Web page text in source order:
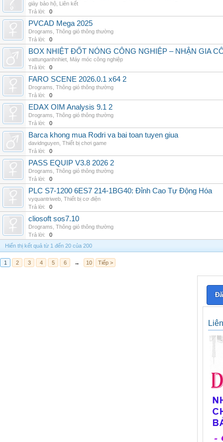
giày bảo hộ Liên kết
Trả lời:
0
PVCAD Mega 2025
Drograms Thông gió thông thường
Trả lời:
0
BOX NHIỆT ĐỐT NÓNG CÔNG NGHIỆP – NHẬN GIA
vattunganhnhiet Máy móc công nghiệp
Trả lời:
0
FARO SCENE 2026.0.1 x64 2
Drograms Thông gió thông thường
Trả lời:
0
EDAX OIM Analysis 9.1 2
Drograms Thông gió thông thường
Trả lời:
0
Barca khong mua Rodri va bai toan tuyen giua
davidnguyen Thiết bị chơi game
Trả lời:
0
PASS EQUIP V3.8 2026 2
Drograms Thông gió thông thường
Trả lời:
0
PLC S7-1200 6ES7 214-1BG40: Đỉnh Cao Tự Động Hóa
vyquantriweb Thiết bị cơ điện
Trả lời:
0
cliosoft sos7.10
Drograms Thông gió thông thường
Trả lời:
0
Hiển thị kết quả từ 1 đến 20 của 200
1 2 3 4 5 6 → 10 Tiếp >